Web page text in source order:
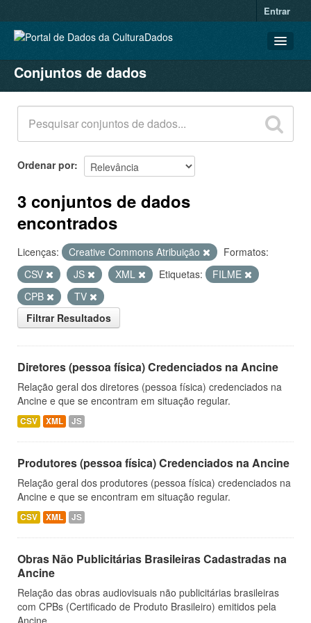
Entrar
CONJUNTOS DE DADOS
ORGANIZAÇÕES
GRUPOS
SOBRE
Conjuntos de dados
Ordenar por
3 conjuntos de dados
encontrados
Licenças: Creative Commons Atribuição
Formatos:
CSV
JS XML Etiquetas:
FILME
CPB
TV
Filtrar Resultados
Diretores (pessoa física) Credenciados na Ancine
Relação geral dos diretores (pessoa física) credenciados na
Ancine e que se encontram em situação regular.
CSV XML JS
Produtores (pessoa física) Credenciados na Ancine
Relação geral dos produtores (pessoa física) credenciados na
Ancine e que se encontram em situação regular.
CSV XML JS
Obras Não Publicitárias Brasileiras Cadastradas na
Ancine
Relação das obras audiovisuais não publicitárias brasileiras
com CPBs (Certificado de Produto Brasileiro) emitidos pela
Ancine.